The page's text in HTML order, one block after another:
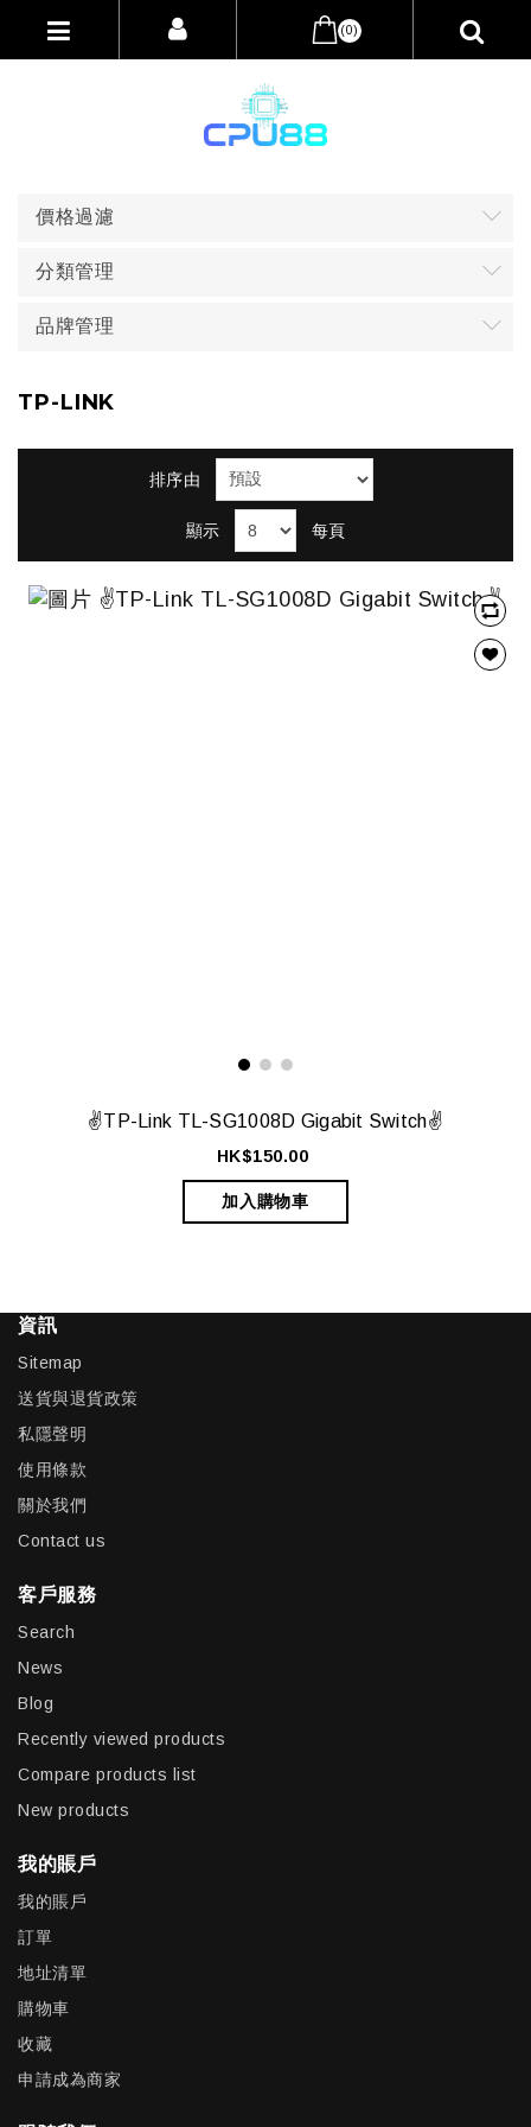
(0)
價格過濾
分類管理
品牌管理
TP-LINK
排序由
顯示 每頁
✌️TP-Link TL-SG1008D Gigabit Switch✌️
HK$150.00
加入購物車
資訊
Sitemap
送貨與退貨政策
私隱聲明
使用條款
關於我們
Contact us
客戶服務
Search
News
Blog
Recently viewed products
Compare products list
New products
我的賬戶
我的賬戶
訂單
地址清單
購物車
收藏
申請成為商家